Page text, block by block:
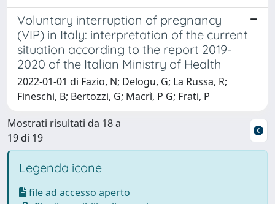
Voluntary interruption of pregnancy
(VIP) in Italy: interpretation of the current
situation according to the report 2019-
2020 of the Italian Ministry of Health
2022-01-01 di Fazio, N; Delogu, G; La Russa, R;
Fineschi, B; Bertozzi, G; Macrì, P G; Frati, P
Mostrati risultati da 18 a
19 di 19
Legenda icone
file ad accesso aperto